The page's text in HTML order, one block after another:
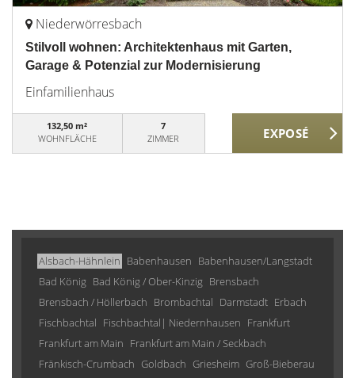
Niederwörresbach
Stilvoll wohnen: Architektenhaus mit Garten,
Garage & Potenzial zur Modernisierung
Einfamilienhaus
132,50 m²
WOHNFLÄCHE
7
ZIMMER
Alsbach-Hähnlein Babenhausen Babenhausen/Langstadt
Bad König Bad König / Ober-Kinzig Brensbach
Brensbach / Höllerbach Brombachtal Darmstadt Erbach
Fischbachtal Fischbachtal| Niedernhausen Frankfurt
Frankfurt am Main Frankfurt am Main / Seckbach
Fränkisch-Crumbach Goldbach Griesheim Groß-Bieberau